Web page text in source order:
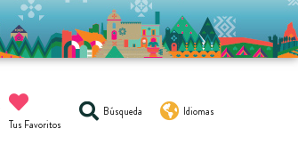
Tus Favoritos
Búsqueda Idiomas